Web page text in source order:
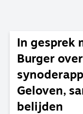
In gesprek
Burger
Geloven,
belijden